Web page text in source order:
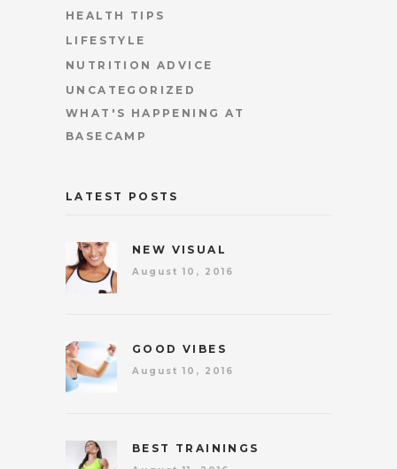
HEALTH TIPS
LIFESTYLE
NUTRITION ADVICE
UNCATEGORIZED
WHAT'S HAPPENING AT
BASECAMP
LATEST POSTS
NEW VISUAL
August 10, 2016
GOOD VIBES
August 10, 2016
BEST TRAININGS